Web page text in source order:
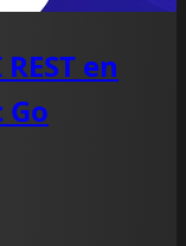
en